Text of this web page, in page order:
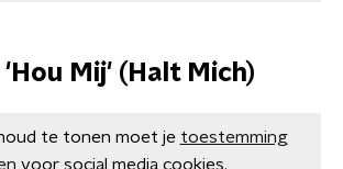
Mij' (Halt Mich)
te tonen moet je toestemming
voor social media cookies.